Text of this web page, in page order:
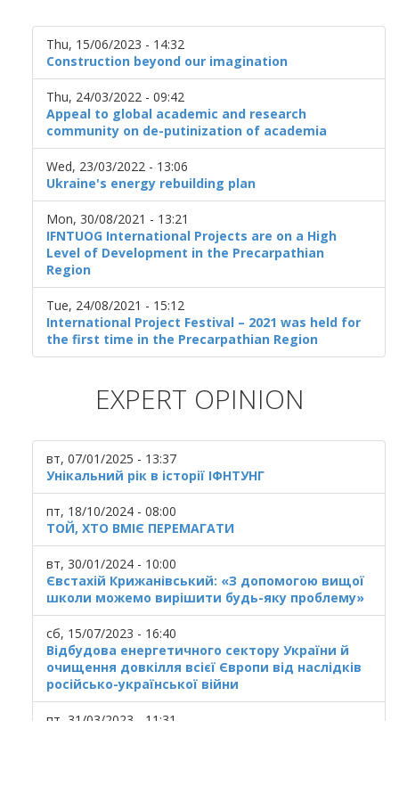
Thu, 15/06/2023 - 14:32
Construction beyond our imagination
Thu, 24/03/2022 - 09:42
Appeal to global academic and research
community on de-putinization of academia
Wed, 23/03/2022 - 13:06
Ukraine's energy rebuilding plan
Mon, 30/08/2021 - 13:21
IFNTUOG International Projects are on a High
Level of Development in the Precarpathian
Region
Tue, 24/08/2021 - 15:12
International Project Festival – 2021 was held for
the first time in the Precarpathian Region
EXPERT OPINION
вт, 07/01/2025 - 13:37
Унікальний рік в історії ІФНТУНГ
пт, 18/10/2024 - 08:00
ТОЙ, ХТО ВМІЄ ПЕРЕМАГАТИ
вт, 30/01/2024 - 10:00
Євстахій Крижанівський: «З допомогою вищої
школи можемо вирішити будь-яку проблему»
сб, 15/07/2023 - 16:40
Відбудова енергетичного сектору України й
очищення довкілля всієї Європи від наслідків
російсько-української війни
пт, 31/03/2023 - 11:31